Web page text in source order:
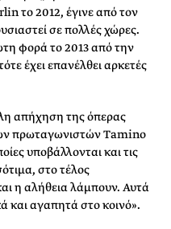
το 2012, έγινε από τον
σε πολλές χώρες.
φορά το 2013 από την
έχει επανέλθει αρκετές
απήχηση της όπερας
πρωταγωνιστών Tamino
υποβάλλονται και τις
στο τέλος
η αλήθεια λάμπουν. Αυτά
και αγαπητά στο κοινό».